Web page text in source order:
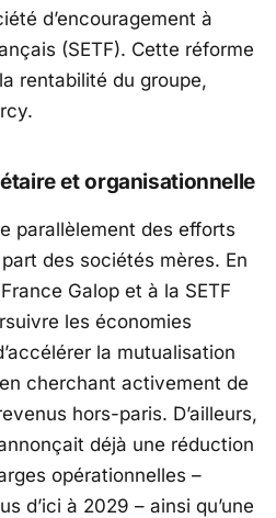
d’encouragement à
(SETF). Cette réforme
rentabilité du groupe,
et organisationnelle
parallèlement des efforts
des sociétés mères. En
France Galop et à la SETF
les économies
la mutualisation
cherchant activement de
hors-paris. D’ailleurs,
déjà une réduction
opérationnelles –
d’ici à 2029 – ainsi qu’une